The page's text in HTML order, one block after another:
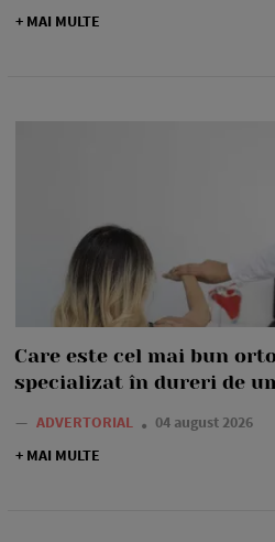
+ MAI MULTE
Care este cel mai bun
specializat în dureri de
— ADVERTORIAL
04 august 2026
+ MAI MULTE